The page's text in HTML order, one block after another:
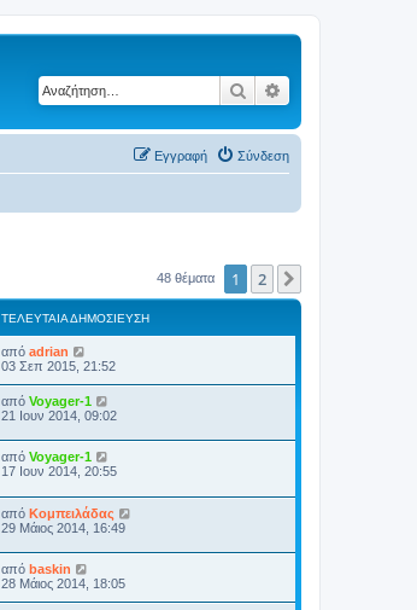
Αναζήτηση
Σύνδεση
Εγγραφή
48 θέματα 1 2
ΤΕΛΕΥΤΑΊΑ ΔΗΜΟΣΊΕΥΣΗ
από adrian
03 Σεπ 2015, 21:52
από Voyager-1
21 Ιουν 2014, 09:02
από Voyager-1
17 Ιουν 2014, 20:55
από Κομπειλάδας
29 Μάιος 2014, 16:49
από baskin
28 Μάιος 2014, 18:05